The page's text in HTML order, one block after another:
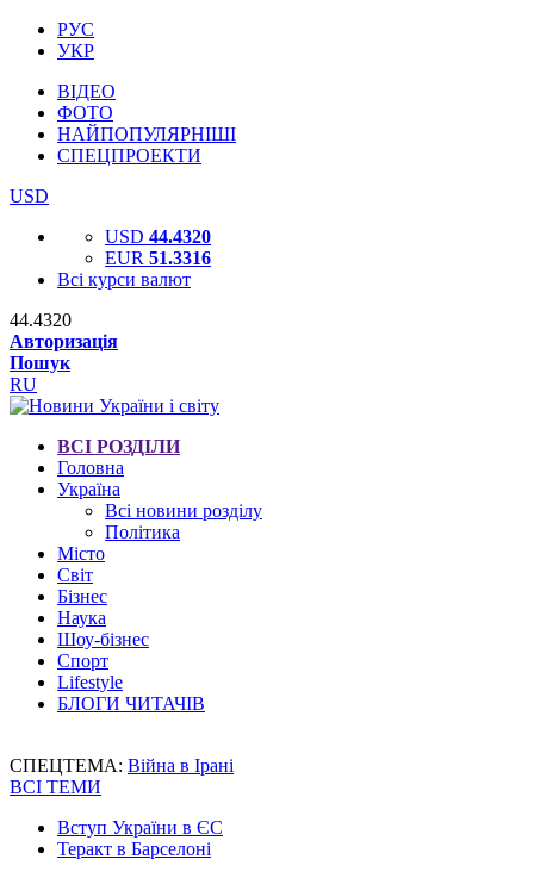
РУС
УКР
ВІДЕО
ФОТО
НАЙПОПУЛЯРНІШІ
СПЕЦПРОЕКТИ
USD
USD 44.4320
EUR 51.3316
Всі курси валют
44.4320
Авторизація
Пошук
RU
ВСІ РОЗДІЛИ
Головна
Україна
Всі новини розділу
Політика
Місто
Світ
Бізнес
Наука
Шоу-бізнес
Спорт
Lifestyle
БЛОГИ ЧИТАЧІВ
СПЕЦТЕМА: Війна в Ірані
ВСІ ТЕМИ
Вступ України в ЄС
Теракт в Барселоні